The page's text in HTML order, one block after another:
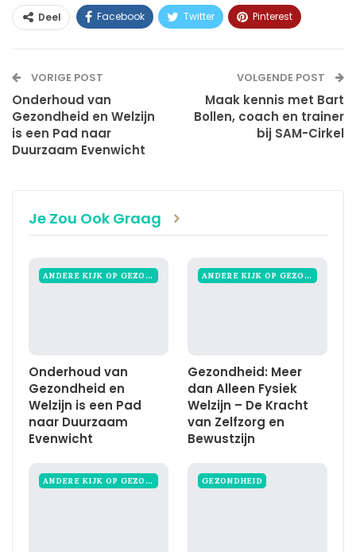
Deel Facebook Twitter Pinterest
VORIGE POST
Onderhoud van
Gezondheid en Welzijn
is een Pad naar
Duurzaam Evenwicht
VOLGENDE POST
Maak kennis met Bart
Bollen, coach en trainer
bij SAM-Cirkel
Je Zou Ook Graag
ANDERE KIJK OP GEZONDHEID
Onderhoud van
Gezondheid en
Welzijn is een Pad
naar Duurzaam
Evenwicht
ANDERE KIJK OP GEZONDHEID
Gezondheid: Meer
dan Alleen Fysiek
Welzijn – De Kracht
van Zelfzorg en
Bewustzijn
ANDERE KIJK OP GEZONDHEID GEZONDHEID